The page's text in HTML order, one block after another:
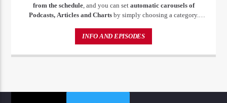
from the schedule, and you can set automatic carousels of
Podcasts, Articles and Chartsby simply choosing a category.
pellentesque varius mauris. Sed eu congue nulla, et tincidunt justo.
Aliquam semper faucibus odio id varius. Suspendisse varius laoreet
sodales.
INFO AND EPISODES